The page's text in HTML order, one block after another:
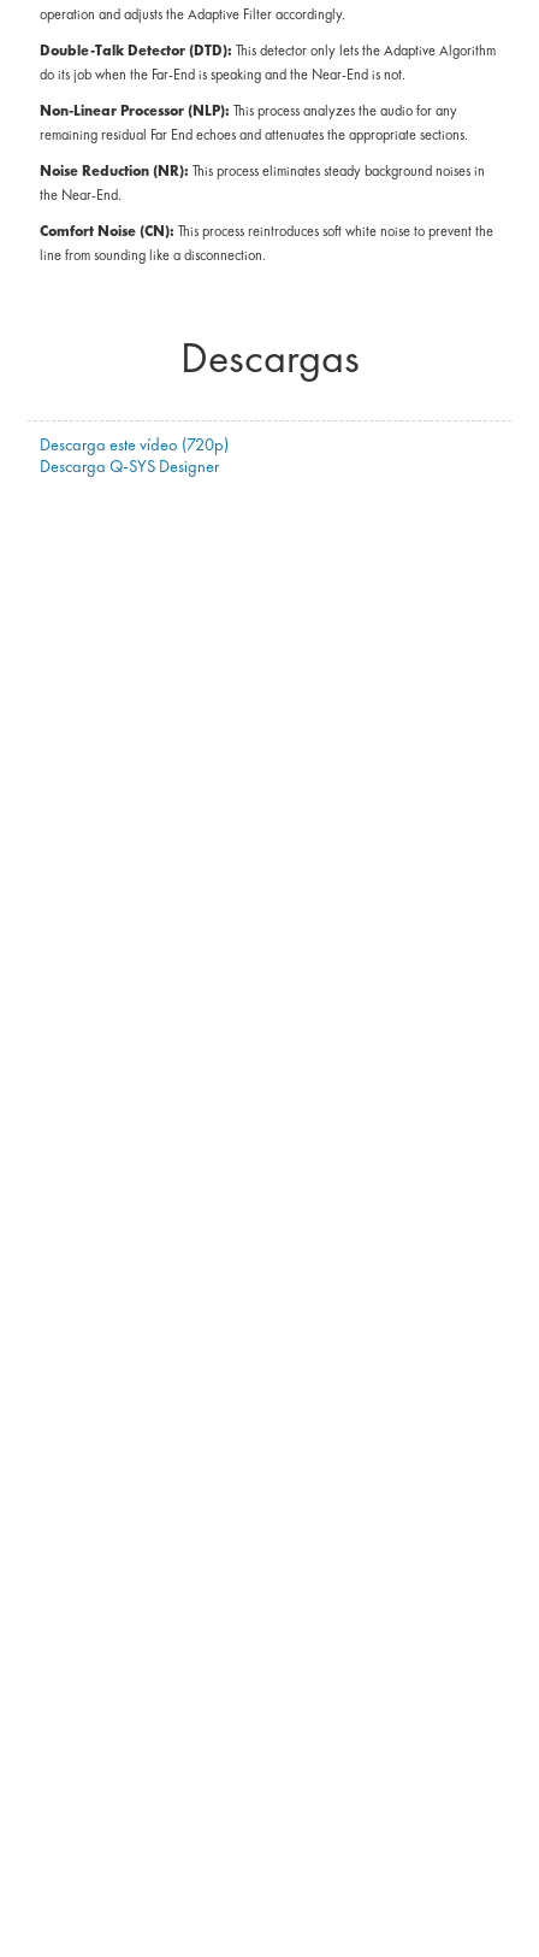
operation and adjusts the Adaptive Filter accordingly.
Double-Talk Detector (DTD): This detector only lets the Adaptive Algorithm
do its job when the Far-End is speaking and the Near-End is not.
Non-Linear Processor (NLP): This process analyzes the audio for any
remaining residual Far End echoes and attenuates the appropriate sections.
Noise Reduction (NR): This process eliminates steady background noises in
the Near-End.
Comfort Noise (CN): This process reintroduces soft white noise to prevent the
line from sounding like a disconnection.
Descargas
Descarga este vídeo (720p)
Descarga Q-SYS Designer